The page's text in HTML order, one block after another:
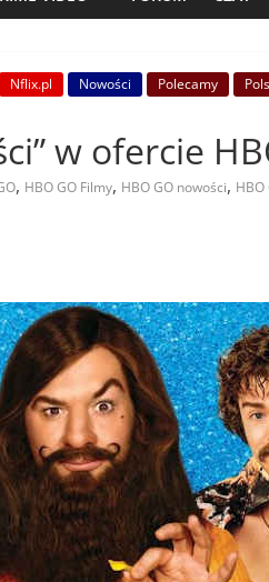
Nflix.pl Nowości Polecamy
w ofercie
, HBO GO Filmy, HBO GO nowości,